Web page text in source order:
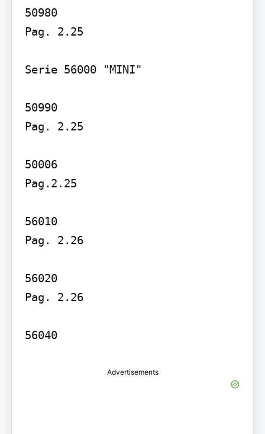
50980
Pag. 2.25
Serie 56000 "MINI"
50990
Pag. 2.25
50006
Pag.2.25
56010
Pag. 2.26
56020
Pag. 2.26
56040
Advertisements